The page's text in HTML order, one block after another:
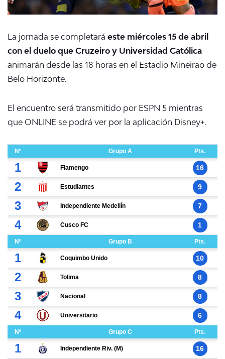
La jornada se completará este miércoles 15 de abril
con el duelo que Cruzeiro y Universidad Católica
animarán desde las 18 horas en el Estadio Mineirao de
Belo Horizonte.
El encuentro será transmitido por ESPN 5 mientras
que ONLINE se podrá ver por la aplicación Disney+.